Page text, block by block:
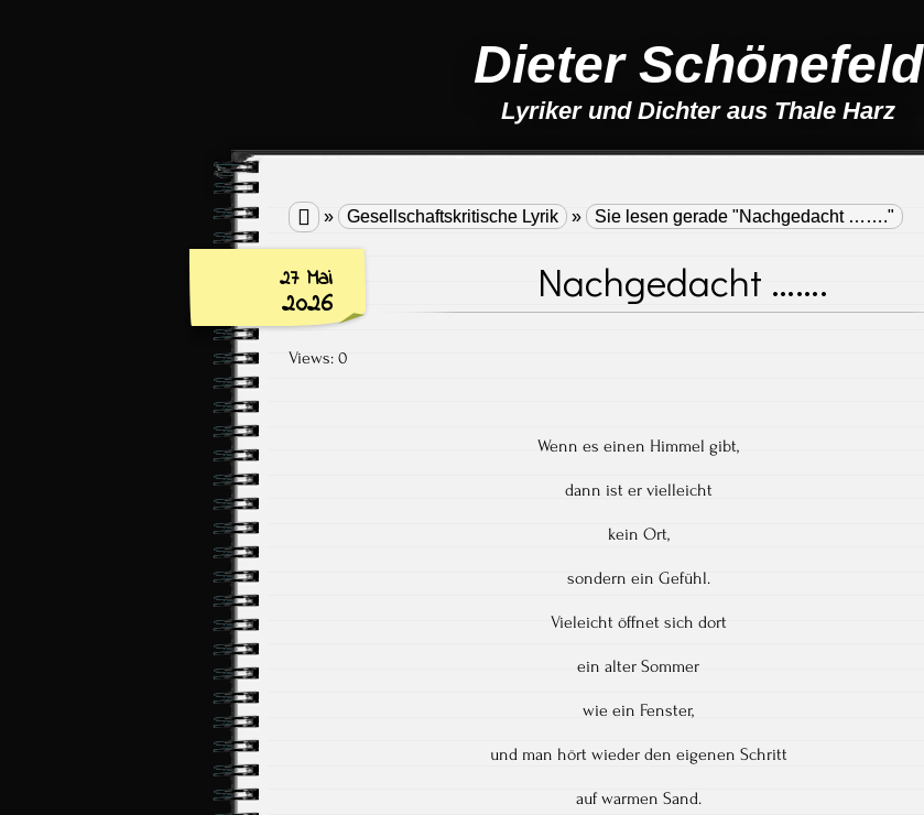
Dieter Schönefeld
Lyriker und Dichter aus Thale Harz
 » Gesellschaftskritische Lyrik » Sie lesen gerade "Nachgedacht ……."
27 Mai
2026 Nachgedacht …….
Views: 0
Wenn es einen Himmel gibt,
dann ist er vielleicht
kein Ort,
sondern ein Gefühl.
Vieleicht öffnet sich dort
ein alter Sommer
wie ein Fenster,
und man hört wieder den eigenen Schritt
auf warmen Sand.